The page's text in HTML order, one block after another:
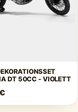
DT 50CC - VIOLETT